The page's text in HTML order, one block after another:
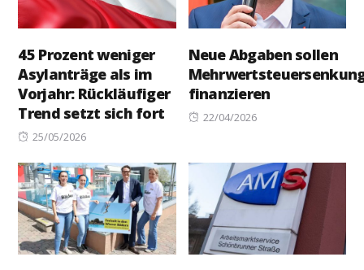
45 Prozent weniger
Asylanträge als im
Vorjahr: Rückläufiger
Trend setzt sich fort
Posted
25/05/2026
Neue Abgaben sollen
finanzieren
Posted
22/04/2026